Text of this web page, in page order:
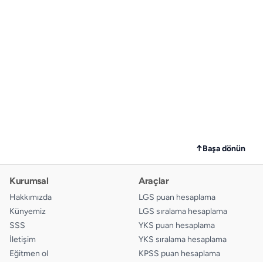
↑Başa dönün
Kurumsal
Hakkımızda
Künyemiz
SSS
İletişim
Eğitmen ol
Araçlar
LGS puan hesaplama
LGS sıralama hesaplama
YKS puan hesaplama
YKS sıralama hesaplama
KPSS puan hesaplama